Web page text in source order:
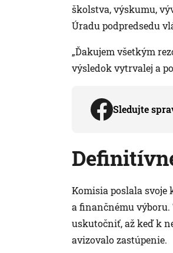
školstva, výskumu,
Úradu podpredsedu
„Ďakujem všetkým
výsledok vytrvalej a
Sledujte
Komisia poslala svoje
a finančnému výboru.
uskutočniť, až keď k
avizovalo zastúpenie.